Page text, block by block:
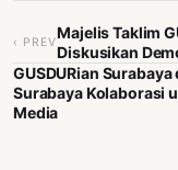
‹ PREV
Majelis Taklim
Diskusikan
GUSDURian
Surabaya Kolaborasi
Media